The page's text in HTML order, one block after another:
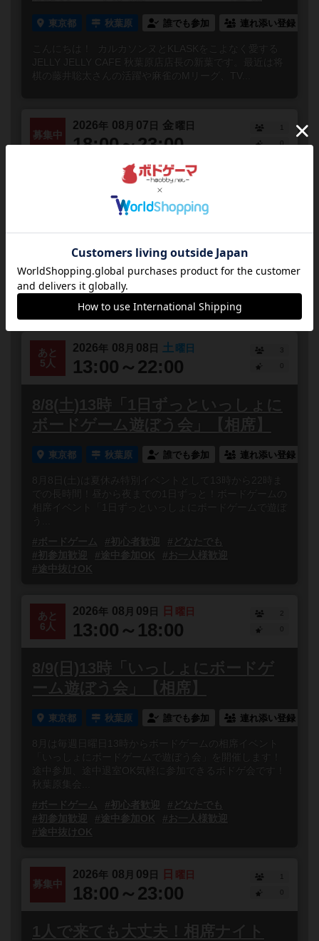
東京都 秋葉原 誰でも参加 連れ添い登録
こんにちは！ カルカソンヌとKLASKをこよなく愛する
JELLY JELLY CAFE 秋葉原店店長の新葉です。最近は将
棋の藤井聡太さんの活躍や麻雀のMリーグ、TV...
募集中
2026年 08 月 07 日 金曜日
18:00～23:00
1
1人で来ても大丈夫！相席ナイト
【毎週水曜・金曜・日曜】
東京都 秋葉原 誰でも参加
相席ナイトとは予約一切不要！途中入退場自由！ボード
ゲームを遊んだことがないという初心者の方や、お友達
の都合がつかなくてボードゲームを一緒に遊べる人がい
あと
5人
2026年 08 月 08 日 土 曜日
13:00～22:00
3
8/8(土)13時「1日ずっといっしょに
ボードゲーム遊ぼう会」【相席】
東京都 秋葉原 誰でも参加 連れ添い登録
8月8日(土)は夏休み特別イベントとして13時から22時ま
での長時間！昼から夜までの1日ずっと！ボードゲームの
相席イベント「1日ずっといっしょにボードゲームで遊ぼ
#ボードゲーム
#初心者歓迎
#どなたでも
#初参加歓迎
#途中参加OK
#お一人様歓迎
#途中抜けOK
あと
6人
2026年 08 月 09 日 日 曜日
13:00～18:00
2
8/9(日)13時「いっしょにボードゲ
ーム遊ぼう会」【相席】
東京都 秋葉原 誰でも参加 連れ添い登録
8月は毎週日曜日13時からボードゲームの相席イベント
「いっしょにボードゲームで遊ぼう会」を開催します！
途中参加、途中退室OK気軽に参加できるボドゲ会です！
秋葉原集会...
#ボードゲーム
#初心者歓迎
#どなたでも
#初参加歓迎
#途中参加OK
#お一人様歓迎
#途中抜けOK
募集中
2026年 08 月 09 日 日 曜日
18:00～23:00
1
1人で来ても大丈夫！相席ナイト